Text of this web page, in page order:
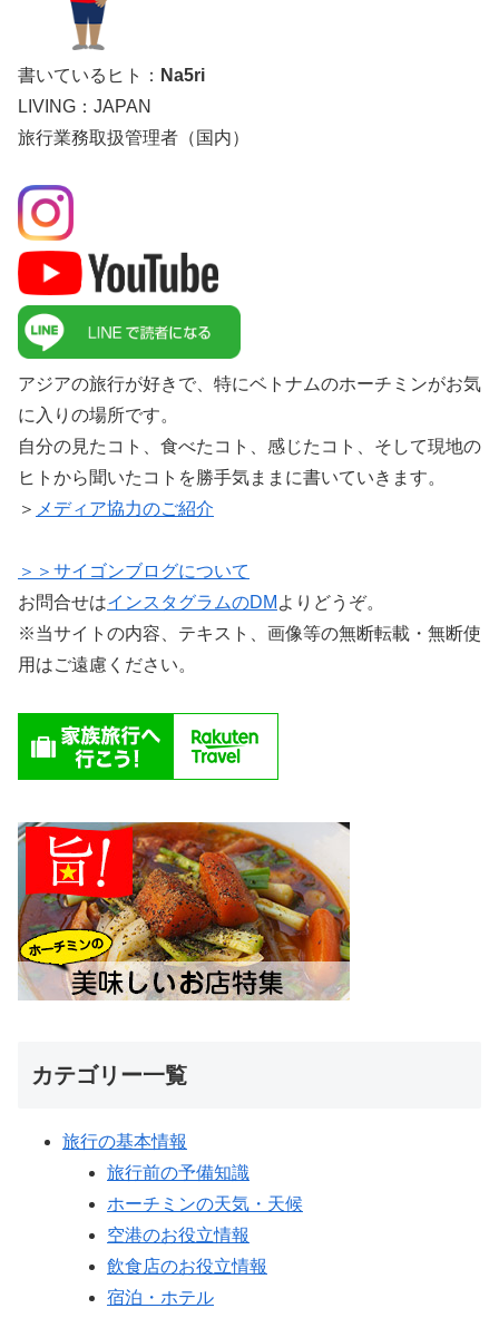
書いているヒト： Na5ri
LIVING：JAPAN
旅行業務取扱管理者（国内）
アジアの旅行が好きで、特にベトナムのホーチミンがお気
に入りの場所です。
自分の見たコト、食べたコト、感じたコト、そして現地の
ヒトから聞いたコトを勝手気ままに書いていきます。
＞ メディア協力のご紹介
＞＞サイゴンブログについて
お問合せはインスタグラムのDM よりどうぞ。
※当サイトの内容、テキスト、画像等の無断転載・無断使
用はご遠慮ください。
カテゴリー一覧
旅行の基本情報
旅行前の予備知識
ホーチミンの天気・天候
空港のお役立情報
飲食店のお役立情報
宿泊・ホテル